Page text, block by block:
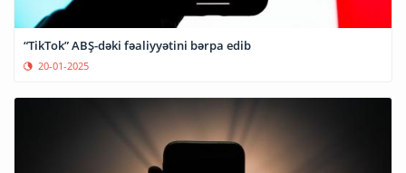
“TikTok” ABŞ-dəki fəaliyyətini bərpa edib
20-01-2025